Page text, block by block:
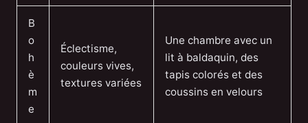
B
o
h
è
m
e
Éclectisme,
couleurs vives,
textures variées
Une chambre avec un
lit à baldaquin, des
tapis colorés et des
coussins en velours